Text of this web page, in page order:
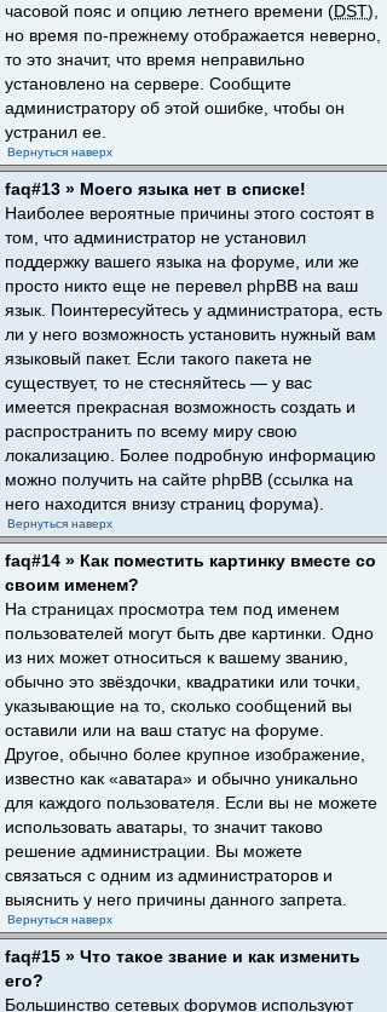
часовой пояс и опцию летнего времени (DST),
но время по-прежнему отображается неверно,
то это значит, что время неправильно
установлено на сервере. Сообщите
администратору об этой ошибке, чтобы он
устранил ее.
Вернуться наверх
faq#13 » Моего языка нет в списке!
Наиболее вероятные причины этого состоят в
том, что администратор не установил
поддержку вашего языка на форуме, или же
просто никто еще не перевел phpBB на ваш
язык. Поинтересуйтесь у администратора, есть
ли у него возможность установить нужный вам
языковый пакет. Если такого пакета не
существует, то не стесняйтесь — у вас
имеется прекрасная возможность создать и
распространить по всему миру свою
локализацию. Более подробную информацию
можно получить на сайте phpBB (ссылка на
него находится внизу страниц форума).
Вернуться наверх
faq#14 » Как поместить картинку вместе со
своим именем?
На страницах просмотра тем под именем
пользователей могут быть две картинки. Одно
из них может относиться к вашему званию,
обычно это звёздочки, квадратики или точки,
указывающие на то, сколько сообщений вы
оставили или на ваш статус на форуме.
Другое, обычно более крупное изображение,
известно как «аватара» и обычно уникально
для каждого пользователя. Если вы не можете
использовать аватары, то значит таково
решение администрации. Вы можете
связаться с одним из администраторов и
выяснить у него причины данного запрета.
Вернуться наверх
faq#15 » Что такое звание и как изменить
его?
Большинство сетевых форумов используют